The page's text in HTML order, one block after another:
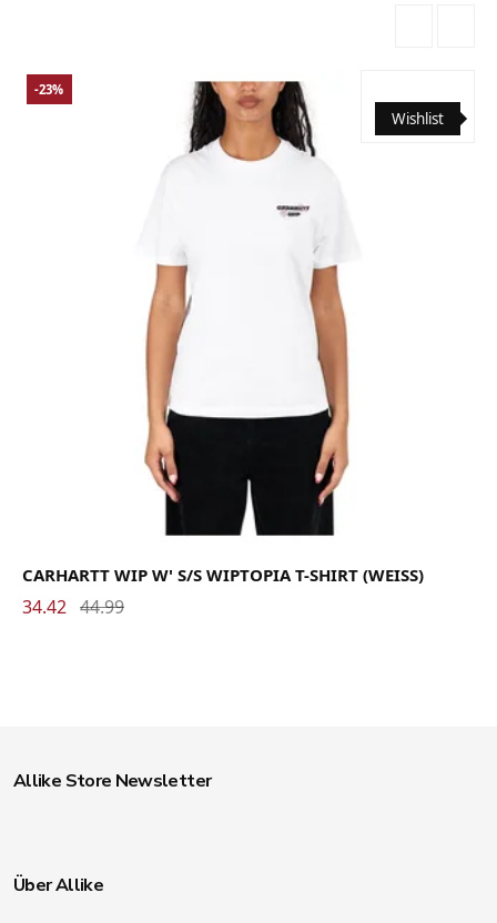
Wishlist
-23%
CARHARTT WIP W' S/S WIPTOPIA T-SHIRT (WEISS)
34.42 44.99
Allike Store Newsletter
Über Allike